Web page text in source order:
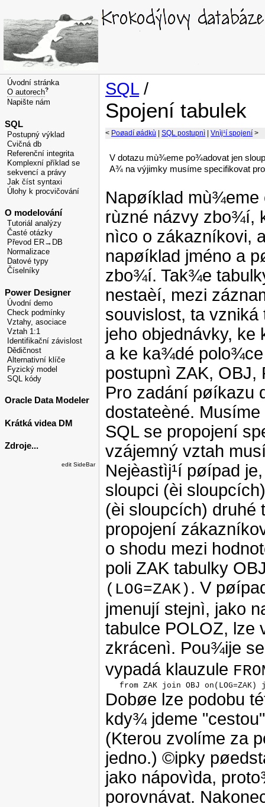
Úvodní stránka
O autorech?
Napište nám
SQL
Postupný výklad
Cvičná db
Referenční integrita
Komplexní příklad se
sekvencí a právy
Jak číst syntaxi
Úlohy k procvičování
O modelování
Tutoriál analýzy
Časté otázky
Převod ER→DB
Normalizace
Datové typy
Číselníky
Power Designer
Úvodní demo
Check podmínky
Vztahy, asociace
Vztah 1:1
Identifikační závislost
Dědičnost
Alternativní klíče
Fyzický model
SQL kódy
Oracle Data Modeler
Krátká videa DM
Zdroje...
edit SideBar
SQL/
Spojení tabulek
< Poøadí øádkù SQL postupnì Vnìj¹í spojení >
V dotazu mù¾eme po¾adovat jen
A¾ na výjimky musíme specifikovat
Napøíklad
rùzné názvy zbo¾í,
nìco o zákazníkovi,
napøíklad jméno a
zbo¾í. Tak¾e
nestaèí, mezi
souvislost, ta
jeho objednávky,
a ke ka¾dé
postupnì ZAK, OBJ,
Pro zadání pøíkazu
dostateèné.
SQL se propojení
vzájemný vztah
Nejèastìj¹í pøípad
sloupci (èi
(èi sloupcích) druhé
propojení
o shodu mezi
poli ZAK tabulky
(LOG=ZAK) . V
jmenují stejnì, jako
tabulce POLOZ, lze
zkrácenì. Pou¾ije
vypadá klauzule
from ZAK join OBJ on(LOG=ZAK)
Dobøe lze podobu
kdy¾ jdeme
(Kterou zvolíme za
jedno.) ©ipky
jako nápovìda,
porovnávat.